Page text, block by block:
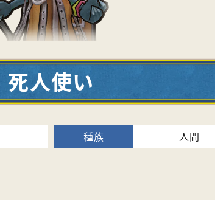
死人使い
人間